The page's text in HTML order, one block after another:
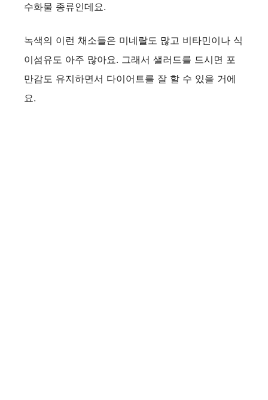
수화물 종류인데요.
녹색의 이런 채소들은 미네랄도 많고 비타민이나 식
이섬유도 아주 많아요. 그래서 샐러드를 드시면 포
만감도 유지하면서 다이어트를 잘 할 수 있을 거에
요.